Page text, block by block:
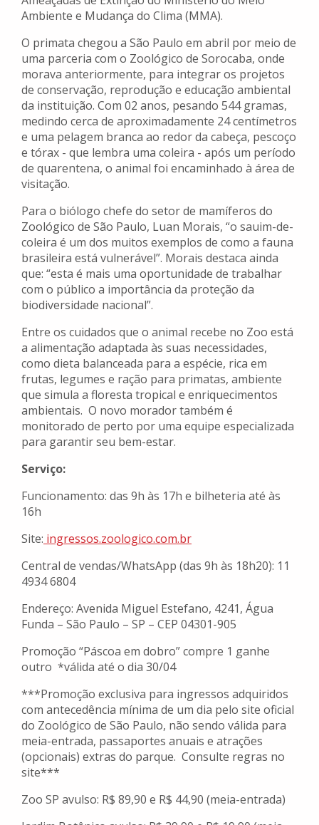
Ambiente e Mudança do Clima (MMA).
O primata chegou a São Paulo em abril por meio de
uma parceria com o Zoológico de Sorocaba, onde
morava anteriormente, para integrar os projetos
de conservação, reprodução e educação ambiental
da instituição. Com 02 anos, pesando 544 gramas,
medindo cerca de aproximadamente 24 centímetros
e uma pelagem branca ao redor da cabeça, pescoço
e tórax - que lembra uma coleira - após um período
de quarentena, o animal foi encaminhado à área de
visitação.
Para o biólogo chefe do setor de mamíferos do
Zoológico de São Paulo, Luan Morais, “o sauim-de-
coleira é um dos muitos exemplos de como a fauna
brasileira está vulnerável”. Morais destaca ainda
que: “esta é mais uma oportunidade de trabalhar
com o público a importância da proteção da
biodiversidade nacional”.
Entre os cuidados que o animal recebe no Zoo está
a alimentação adaptada às suas necessidades,
como dieta balanceada para a espécie, rica em
frutas, legumes e ração para primatas, ambiente
que simula a floresta tropical e enriquecimentos
ambientais. O novo morador também é
monitorado de perto por uma equipe especializada
para garantir seu bem-estar.
Serviço:
Funcionamento: das 9h às 17h e bilheteria até às
16h
Site: ingressos.zoologico.com.br
Central de vendas/WhatsApp (das 9h às 18h20): 11
4934 6804
Endereço: Avenida Miguel Estefano, 4241, Água
Funda – São Paulo – SP – CEP 04301-905
Promoção “Páscoa em dobro” compre 1 ganhe
outro *válida até o dia 30/04
***Promoção exclusiva para ingressos adquiridos
com antecedência mínima de um dia pelo site oficial
do Zoológico de São Paulo, não sendo válida para
meia-entrada, passaportes anuais e atrações
(opcionais) extras do parque. Consulte regras no
site***
Zoo SP avulso: R$ 89,90 e R$ 44,90 (meia-entrada)